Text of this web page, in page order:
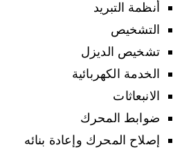
أنظمة التبريد
التشخيص
تشخيص الديزل
الخدمة الكهربائية
الانبعاثات
ضوابط المحرك
إصلاح المحرك وإعادة بنائه